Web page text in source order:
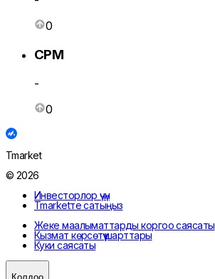
0
CPM
-
0
Tmarket
© 2026
Инвесторлор үчүн
Tmarketте сатыңыз
Жеке маалыматтарды коргоо саясаты
Кызмат көрсөтүү шарттары
Куки саясаты